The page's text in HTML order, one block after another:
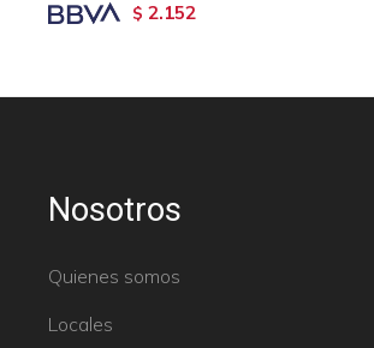
$ 2.152
Nosotros
Quienes somos
Locales